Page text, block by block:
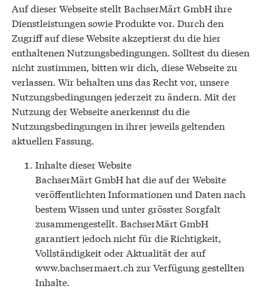
Auf dieser Webseite stellt BachserMärt GmbH ihre
Dienstleistungen sowie Produkte vor. Durch den
Zugriff auf diese Website akzeptierst du die hier
enthaltenen Nutzungsbedingungen. Solltest du diesen
nicht zustimmen, bitten wir dich, diese Webseite zu
verlassen. Wir behalten uns das Recht vor, unsere
Nutzungsbedingungen jederzeit zu ändern. Mit der
Nutzung der Webseite anerkennst du die
Nutzungsbedingungen in ihrer jeweils geltenden
aktuellen Fassung.
Inhalte dieser Website
BachserMärt GmbH hat die auf der Website
veröffentlichten Informationen und Daten nach
bestem Wissen und unter grösster Sorgfalt
zusammengestellt. BachserMärt GmbH
garantiert jedoch nicht für die Richtigkeit,
Vollständigkeit oder Aktualität der auf
www.bachsermaert.ch zur Verfügung gestellten
Inhalte.